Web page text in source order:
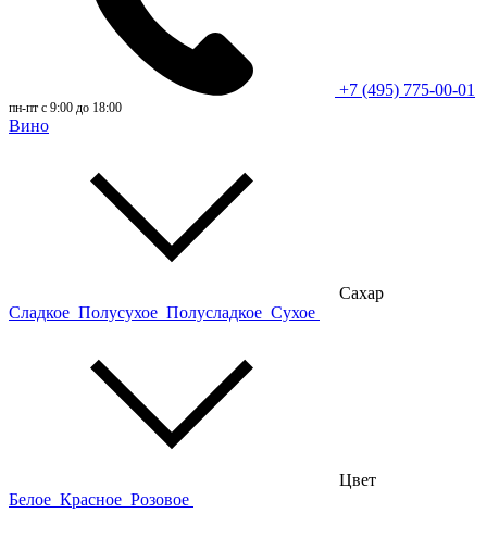
+7 (495) 775-00-01
пн-пт с 9:00 до 18:00
Вино
Сахар
Сладкое Полусухое Полусладкое Сухое
Цвет
Белое Красное Розовое